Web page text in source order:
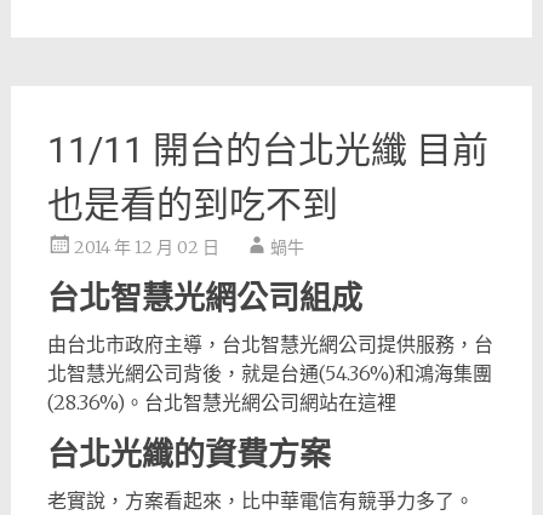
11/11 開台的台北光纖 目前
也是看的到吃不到
2014 年 12 月 02 日 蝸牛
台北智慧光網公司組成
由台北市政府主導，台北智慧光網公司提供服務，台
北智慧光網公司背後，就是台通(54.36%)和鴻海集團
(28.36%)。台北智慧光網公司網站在這裡
台北光纖的資費方案
老實說，方案看起來，比中華電信有競爭力多了。